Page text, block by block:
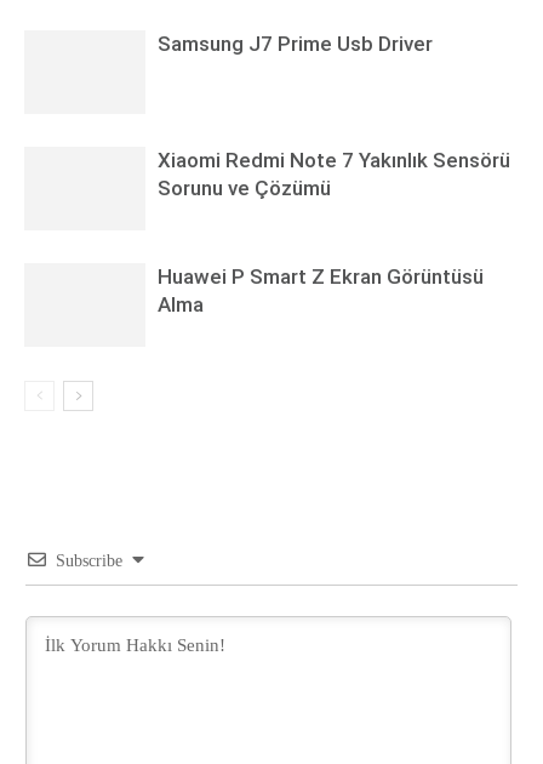
Samsung J7 Prime Usb Driver
Xiaomi Redmi Note 7 Yakınlık Sensörü
Sorunu ve Çözümü
Huawei P Smart Z Ekran Görüntüsü
Alma
Subscribe